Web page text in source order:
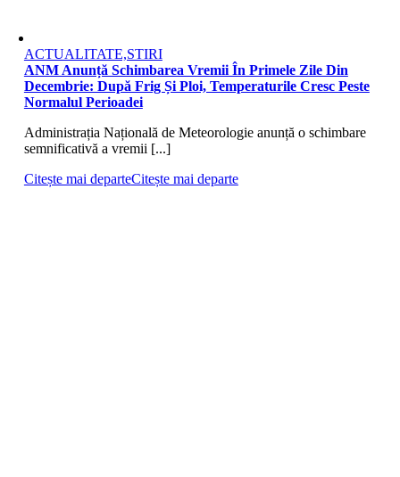
ACTUALITATE,STIRI
ANM Anunță Schimbarea Vremii În Primele Zile Din
Decembrie: După Frig Și Ploi, Temperaturile Cresc Peste
Normalul Perioadei
Administrația Națională de Meteorologie anunță o schimbare
semnificativă a vremii [...]
Citește mai departeCitește mai departe